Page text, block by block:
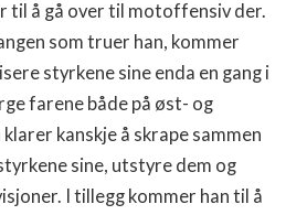
til å gå over til motoffensiv der.
som truer han, kommer
styrkene sine enda en gang i
farene både på øst- og
kanskje å skrape sammen
sine, utstyre dem og
I til­legg kommer han til å